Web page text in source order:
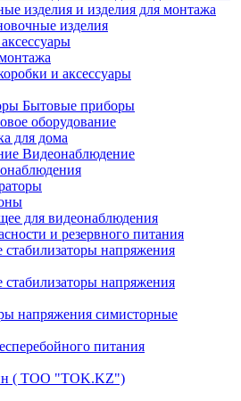
изделия и изделия для монтажа
изделия
и аксессуары
Бытовые приборы
оборудование
для дома
Видеонаблюдение
для видеонаблюдения
и резервного питания
напряжения
напряжения
напряжения симисторные
питания
( ТОО "TOK.KZ")